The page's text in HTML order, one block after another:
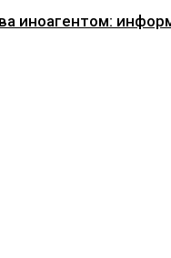
иноагентом: